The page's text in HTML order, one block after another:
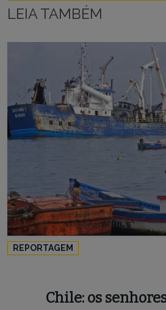
LEIA TAMBÉM
REPORTAGEM
Chile: os